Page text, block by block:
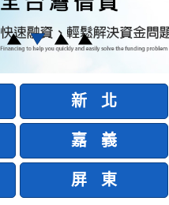
新 北
嘉 義
屏 東